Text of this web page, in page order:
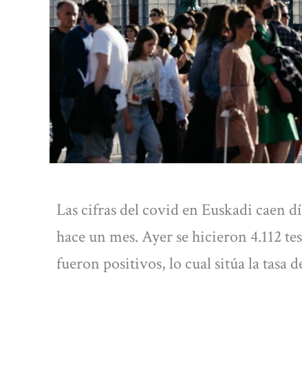
Las cifras del covid en Euskadi caen
hace un mes. Ayer se hicieron 4.112
fueron positivos, lo cual sitúa la tasa